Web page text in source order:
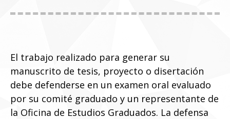
El trabajo realizado para generar su
manuscrito de tesis, proyecto o disertación
debe defenderse en un examen oral evaluado
por su comité graduado y un representante de
la Oficina de Estudios Graduados. La defensa